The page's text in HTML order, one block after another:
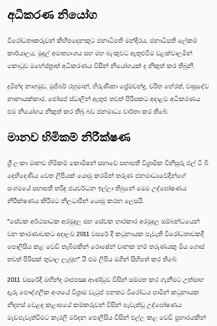
අධිකරණ නියෝග
විරෝධතාකරුවන් කිහිපදෙනකුට ජනාධිපති මන්දිරය, ජනාධිපති ලේකම්
කාර්යාලය, මුදල් අමාත්‍යාංශය සහ මහ බැංකුවට ඇතුළුවීම වළක්වාලමින්
කොටුව මහේස්ත්‍රාත් අධිකරණය විසින් නියෝගයක් ද නිකුත් කර තිබුනි.
දුමින්ද නාගමුව, මුජිබර් රහුමාන්, හිරුණිකා ප්‍රේමචන්ද්‍ර, චරිත හේරත්, වාසුදේව
නානායක්කාර, ජෝසප් ස්ටාලින් ඇතුළු තවත් පිරිසකට අදාළව අධිකරණය
එම නියෝගය නිකුත් කර තිබු බව ජනමාධ්‍ය වාර්තා කර තිබේ.
මානව හිමිකම් නිරීක්ෂණ
ශ්‍රී ලංකා මානව හිමිකම් කොමිෂන් සභාවේ සභාපති විශ්‍රාමික විනිසුරු එල් ටී බී
දෙහිදෙණිය වෙත ලිපියක් යොමු කරමින් තරුණ ජනමාධ්‍යවේදීන්ගේ
සංගමයේ සභාපති තරිඳු ජයවර්ධන ඉල්ලා තිබුනේ මෙම උද්ඝෝෂණය
නිරීක්ෂණය කිරීමට නිලධාරීන් යොමු කරන ලෙසයි.
"සේවක අර්ථසාධක අරමුදල සහ සේවක භාරකාර අරමුදල සම්බන්ධයෙන්
වන කාරණාවකට අදාලව 2011 වසරේ දී කටුනායක පැවැති විරෝධතාවකදී
පොලිසිය කළ වෙඩි තැබීමකින් රොෂේන් චානක නම් තරුණයකු මිය ගොස්
තවත් පිරිසක් තුවාල ලැබූහ" යි එම ලිපිය මගින් සිහිපත් කර තිබේ.
2011 වසරේදී මහින්ද රාජපක්‍ෂ ආණ්ඩුව විසින් සම්මත කර ගැනීමට උත්සාහ
දැරූ පෞද්ගලික අංශයේ විශ්‍රාම වැටුප් පනතට විරෝධය පාමින් කටුනායක
නිදහස් වෙළඳ කළාපයේ කම්කරුවන් විසින් පැවැත්වූ උද්ඝෝෂණය
මැඩපැවැත්වීමට කැරලි මර්දන පොලීසිය විසින් එල්ල කළ වෙඩි ප්‍රහාරයකින්